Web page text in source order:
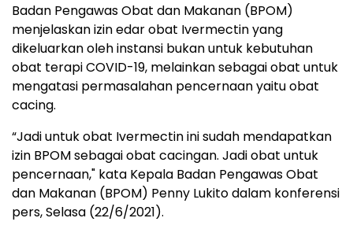
Badan Pengawas Obat dan Makanan (BPOM)
menjelaskan izin edar obat Ivermectin yang
dikeluarkan oleh instansi bukan untuk kebutuhan
obat terapi COVID-19, melainkan sebagai obat untuk
mengatasi permasalahan pencernaan yaitu obat
cacing.
“Jadi untuk obat Ivermectin ini sudah mendapatkan
izin BPOM sebagai obat cacingan. Jadi obat untuk
pencernaan," kata Kepala Badan Pengawas Obat
dan Makanan (BPOM) Penny Lukito dalam konferensi
pers, Selasa (22/6/2021).